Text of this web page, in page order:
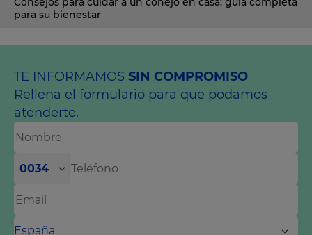
para su bienestar
TE INFORMAMOS SIN COMPROMISO
Rellena el formulario para que podamos
atenderte.
0034